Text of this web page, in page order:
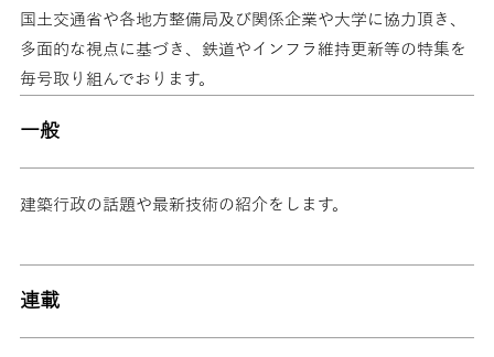
国土交通省や各地方整備局及び関係企業や大学に協力頂き、
多面的な視点に基づき、鉄道やインフラ維持更新等の特集を
毎号取り組んでおります。
一般
建築行政の話題や最新技術の紹介をします。
連載